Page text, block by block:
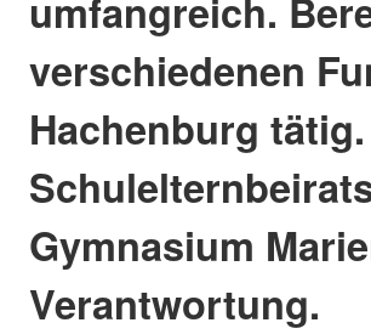
umfangreich.
verschiedenen
Hachenburg
Gymnasium
Verantwortung.